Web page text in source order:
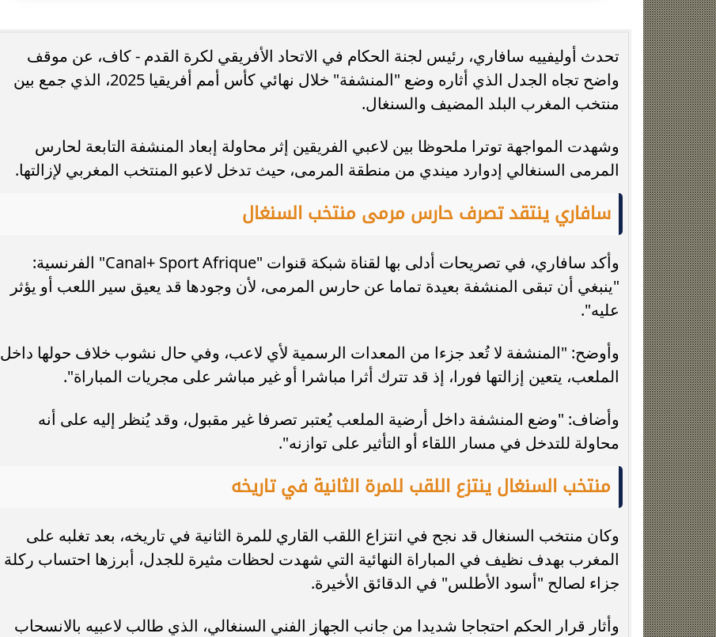
تحدث أوليفييه سافاري، رئيس لجنة الحكام في الاتحاد الأفريقي لكرة القدم - كاف، عن موقف
واضح تجاه الجدل الذي أثاره وضع "المنشفة" خلال نهائي كأس أمم أفريقيا 2025، الذي جمع بين
منتخب المغرب البلد المضيف والسنغال.
وشهدت المواجهة توترا ملحوظا بين لاعبي الفريقين إثر محاولة إبعاد المنشفة التابعة لحارس
المرمى السنغالي إدوارد ميندي من منطقة المرمى، حيث تدخل لاعبو المنتخب المغربي لإزالتها.
سافاري ينتقد تصرف حارس مرمى منتخب السنغال
وأكد سافاري، في تصريحات أدلى بها لقناة شبكة قنوات "Canal+ Sport Afrique" الفرنسية:
"ينبغي أن تبقى المنشفة بعيدة تماما عن حارس المرمى، لأن وجودها قد يعيق سير اللعب أو يؤثر
عليه".
وأوضح: "المنشفة لا تُعد جزءا من المعدات الرسمية لأي لاعب، وفي حال نشوب خلاف حولها داخل
الملعب، يتعين إزالتها فورا، إذ قد تترك أثرا مباشرا أو غير مباشر على مجريات المباراة".
وأضاف: "وضع المنشفة داخل أرضية الملعب يُعتبر تصرفا غير مقبول، وقد يُنظر إليه على أنه
محاولة للتدخل في مسار اللقاء أو التأثير على توازنه".
منتخب السنغال ينتزع اللقب للمرة الثانية في تاريخه
وكان منتخب السنغال قد نجح في انتزاع اللقب القاري للمرة الثانية في تاريخه، بعد تغلبه على
المغرب بهدف نظيف في المباراة النهائية التي شهدت لحظات مثيرة للجدل، أبرزها احتساب ركلة
جزاء لصالح "أسود الأطلس" في الدقائق الأخيرة.
وأثار قرار الحكم احتجاجا شديدا من جانب الجهاز الفني السنغالي، الذي طالب لاعبيه بالانسحاب
حقيقة منتحلة صفة صحفية.. التحقيقات
تكشف سبب مشاجرة سائق النقل الذكي
مسجد السلام بمدينة نصر
ضغط الدم.. نصائح مهمة أثناء...